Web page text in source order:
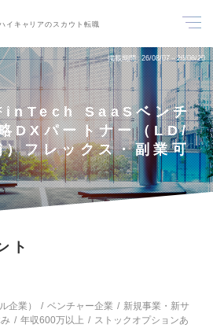
イキャリアのスカウト転職
掲載期間 26/08/07～26/08/20
SaaSベンチ
DXパートナー（LD/
フレックス・副業可
ト
企業）
ベンチャー企業
新規事業・新サ
年収600万以上
ストックオプションあ